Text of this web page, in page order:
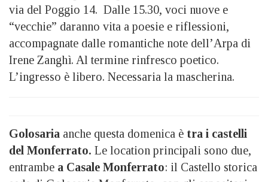
via del Poggio 14. Dalle 15.30, voci nuove e
“vecchie” daranno vita a poesie e riflessioni,
accompagnate dalle romantiche note dell’Arpa di
Irene Zanghì. Al termine rinfresco poetico.
L’ingresso è libero. Necessaria la mascherina.
Golosaria anche questa domenica è tra i castelli
del Monferrato. Le location principali sono due,
entrambe a Casale Monferrato: il Castello storica